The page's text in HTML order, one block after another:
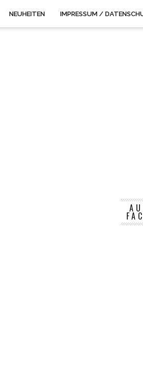
NEUHEITEN IMPRESSUM /